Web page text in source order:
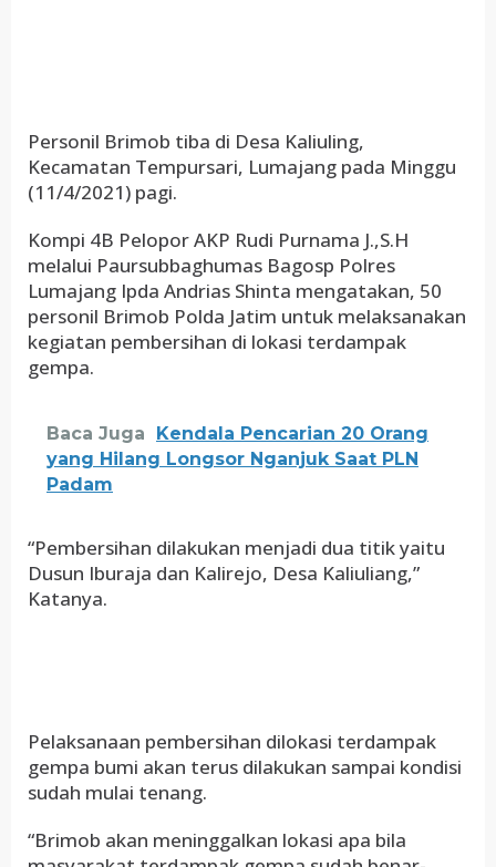
Personil Brimob tiba di Desa Kaliuling,
Kecamatan Tempursari, Lumajang pada Minggu
(11/4/2021) pagi.
Kompi 4B Pelopor AKP Rudi Purnama J.,S.H
melalui Paursubbaghumas Bagosp Polres
Lumajang Ipda Andrias Shinta mengatakan, 50
personil Brimob Polda Jatim untuk melaksanakan
kegiatan pembersihan di lokasi terdampak
gempa.
Baca Juga
Kendala Pencarian 20 Orang
yang Hilang Longsor Nganjuk Saat PLN
Padam
“Pembersihan dilakukan menjadi dua titik yaitu
Dusun Iburaja dan Kalirejo, Desa Kaliuliang,”
Katanya.
Pelaksanaan pembersihan dilokasi terdampak
gempa bumi akan terus dilakukan sampai kondisi
sudah mulai tenang.
“Brimob akan meninggalkan lokasi apa bila